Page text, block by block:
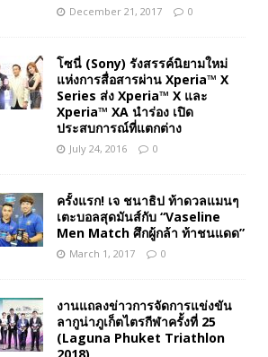
December 21, 2017 0
โซนี่ (Sony) รังสรรค์นิยามใหม่
แห่งการสื่อสารผ่าน Xperia™ X
Series ส่ง Xperia™ X และ
Xperia™ XA นำร่อง เปิด
ประสบการณ์ที่แตกต่าง
July 24, 2016 0
ครั้งแรก! เจ ชนาธิป ท้าดวลแมนๆ
เตะบอลสุดมันส์กับ “Vaseline
Men Match ศึกผู้กล้า ท้าชนแดด”
March 1, 2017 0
งานแถลงข่าวการจัดการแข่งขัน
ลากูน่าภูเก็ตไตรกีฬาครั้งที่ 25
(Laguna Phuket Triathlon